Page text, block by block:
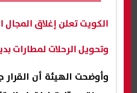
الكويت تعلن إغلاق
وتحويل الرحلات لمطارات
وأوضحت الهيئة أن